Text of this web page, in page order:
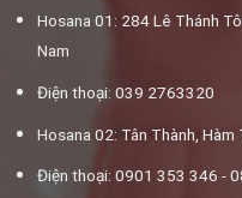
Hosana 01: 284 Lê Thánh
Nam
Điện thoại: 039 2763320
Hosana 02: Tân Thành, Hàm
Điện thoại: 0901 353 346 -